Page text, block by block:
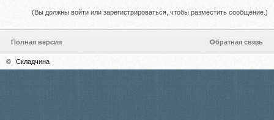
(Вы должны войти или зарегистрироваться, чтобы разместить сообщение.)
Полная версия Обратная связь
© Складчина